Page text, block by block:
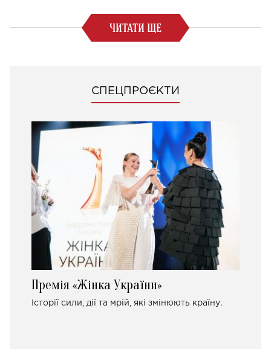
ЧИТАТИ ЩЕ
СПЕЦПРОЄКТИ
Премія «Жінка України»
Історії сили, дії та мрій, які змінюють країну.